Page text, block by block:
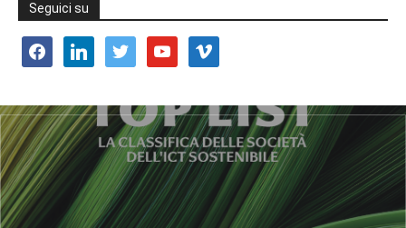
Seguici su
facebooklinkedin twitter youtube vimeo